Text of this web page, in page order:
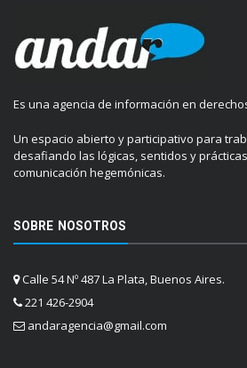
Es una agencia de información en
Un espacio abierto y participativo para
desafiando las lógicas, sentidos y
comunicación hegemónicas.
SOBRE NOSOTROS
Calle 54 Nº 487 La Plata, Buenos Aires.
221 426-2904
andaragencia@gmail.com